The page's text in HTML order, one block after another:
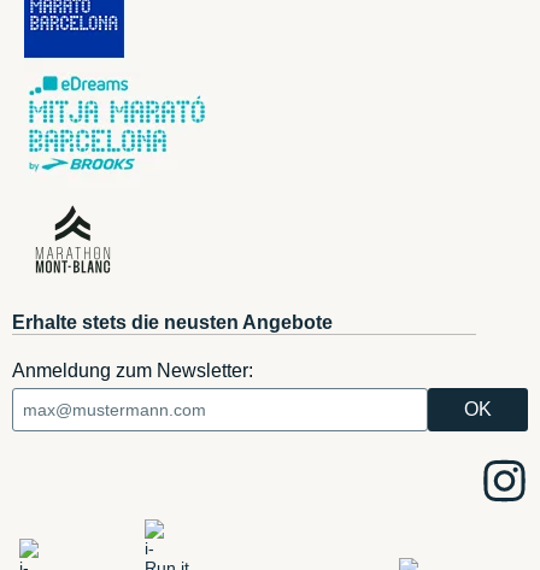
Erhalte stets die neusten Angebote
Anmeldung zum Newsletter: